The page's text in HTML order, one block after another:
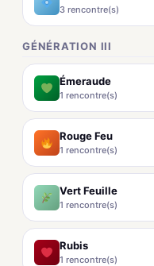
3 rencontre(s)
GÉNÉRATION III
Émeraude
1 rencontre(s)
Rouge Feu
1 rencontre(s)
Vert Feuille
1 rencontre(s)
Rubis
1 rencontre(s)